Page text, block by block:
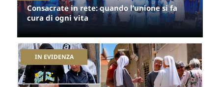
Consacrate in rete: quando l’unione si fa
cura di ogni vita
IN EVIDENZA